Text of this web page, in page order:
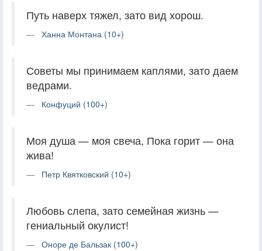
Путь наверх тяжел, зато вид хорош.
Ханна Монтана (10+)
Советы мы принимаем каплями, зато даем
ведрами.
Конфуций (100+)
Моя душа — моя свеча, Пока горит — она
жива!
Петр Квятковский (10+)
Любовь слепа, зато семейная жизнь —
гениальный окулист!
Оноре де Бальзак (100+)